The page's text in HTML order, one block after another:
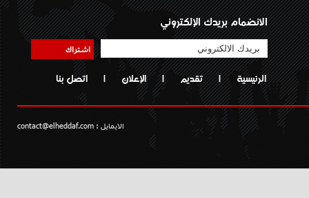
الانضمام بريدك الإلكتروني
اشتراك
الرئيسية | تقديم | الإعلان | اتصل بنا
الايمايل : contact@elheddaf.com